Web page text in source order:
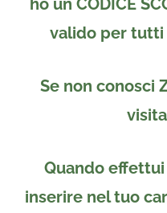
ho un CODICE
valido per
Se non conosci
Quando
inserire nel tuo